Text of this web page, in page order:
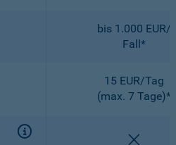
bis 1.000 EUR/
Fall*
15 EUR/Tag
(max. 7 Tage)*